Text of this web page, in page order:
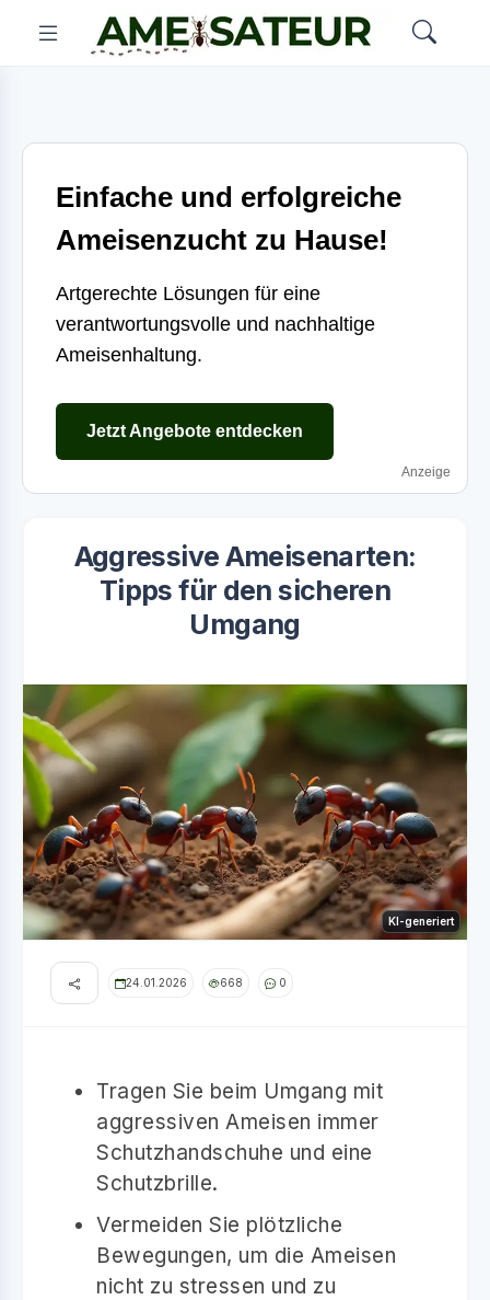
Einfache und erfolgreiche
Ameisenzucht zu Hause!
Artgerechte Lösungen für eine
verantwortungsvolle und nachhaltige
Ameisenhaltung.
Jetzt Angebote entdecken
Anzeige
Aggressive Ameisenarten:
Tipps für den sicheren
Umgang
KI-generiert
24.01.2026 668 0
Tragen Sie beim Umgang mit
aggressiven Ameisen immer
Schutzhandschuhe und eine
Schutzbrille.
Vermeiden Sie plötzliche
Bewegungen, um die Ameisen
nicht zu stressen und zu